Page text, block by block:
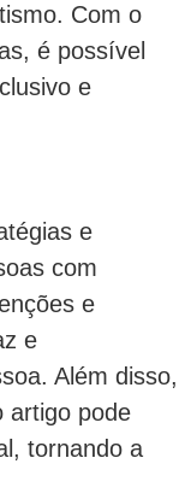
Com o
é possível
e
e
com
e
e
Além disso,
artigo pode
tornando a